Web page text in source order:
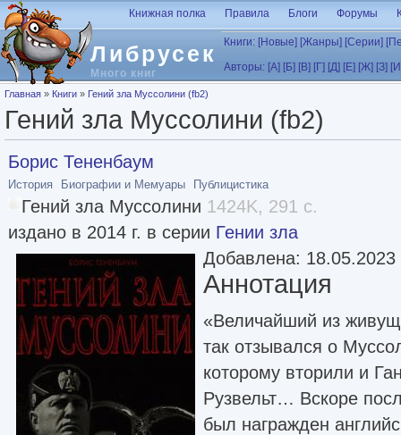
Перейти к основному содержанию
Либрусек
Много книг
Книжная полка Правила Блоги Форумы
Книги: [Новые] [Жанры] [Серии]
Авторы: [А] [Б] [В] [Г] [Д] [Е] [Ж] [З]
Вы здесь
Главная » Книги » Гений зла Муссолини (fb2)
Гений зла Муссолини (fb2)
Борис Тененбаум
История Биографии и Мемуары Публицистика
Гений зла Муссолини 1424K, 291 с.
издано в 2014 г. в серии Гении зла
Добавлена: 18.05.2023
Аннотация
«Величайший из
так отзывался о
которому вторили и
Рузвельт… Вскоре
был награжден